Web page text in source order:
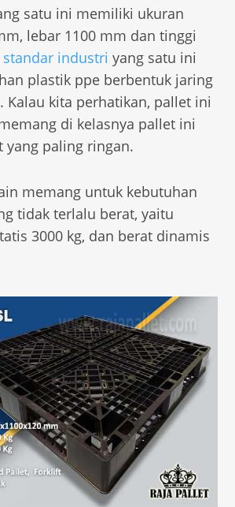
satu ini memiliki ukuran
lebar 1100 mm dan tinggi
standar industri yang satu ini
plastik ppe berbentuk jaring
Kalau kita perhatikan, pallet ini
di kelasnya pallet ini
yang paling ringan.
memang untuk kebutuhan
tidak terlalu berat, yaitu
3000 kg, dan berat dinamis